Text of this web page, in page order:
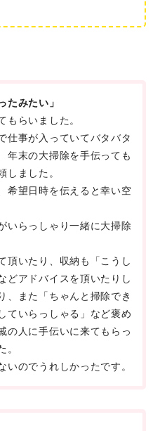
たみたい」
もらいました。
仕事が入っていてバタバタ
年末の大掃除を手伝っても
しました。
希望日時を伝えると幸い空
いらっしゃり一緒に大掃除
頂いたり、収納も「こうし
どアドバイスを頂いたりし
、また「ちゃんと掃除でき
ていらっしゃる」など褒め
の人に手伝いに来てもらっ
。
いのでうれしかったです。